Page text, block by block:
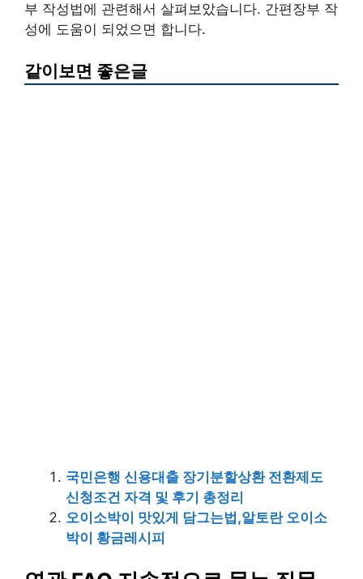
부 작성법에 관련해서 살펴보았습니다. 간편장부 작
성에 도움이 되었으면 합니다.
같이보면 좋은글
국민은행 신용대출 장기분할상환 전환제도
신청조건 자격 및 후기 총정리
오이소박이 맛있게 담그는법,알토란 오이소
박이 황금레시피